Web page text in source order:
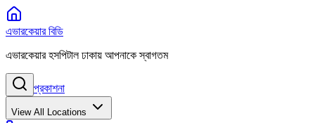
এভারকেয়ার বিডি
এভারকেয়ার হসপিটাল ঢাকায় আপনাকে স্বাগতম
প্রকাশনা
View All Locations